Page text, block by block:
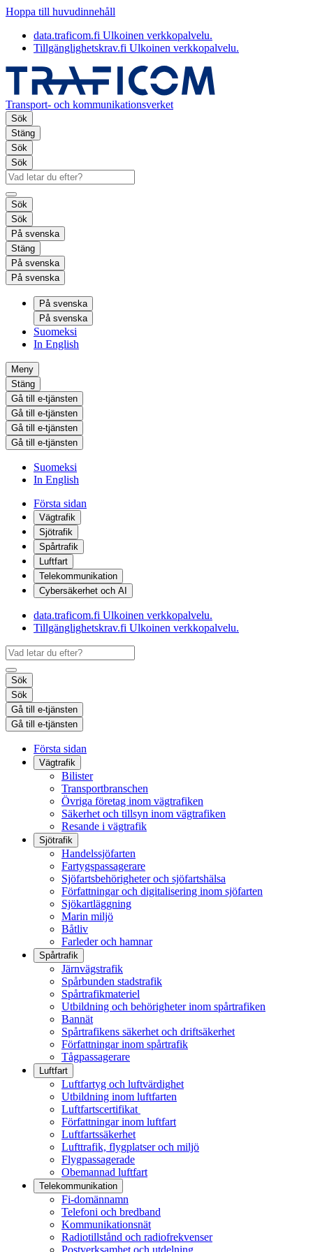
Hoppa till huvudinnehåll
data.traficom.fi Ulkoinen verkkopalvelu.
Tillgänglighetskrav.fi Ulkoinen verkkopalvelu.
Transport- och kommunikationsverket
Sök
Stäng
Sök
Sök
Sök
Sök
På svenska
Stäng
På svenska
På svenska
På svenska
På svenska
Suomeksi
In English
Meny
Stäng
Gå till e-tjänsten
Gå till e-tjänsten
Gå till e-tjänsten
Gå till e-tjänsten
Suomeksi
In English
Första sidan
Vägtrafik
Sjötrafik
Spårtrafik
Luftfart
Telekommunikation
Cybersäkerhet och AI
data.traficom.fi Ulkoinen verkkopalvelu.
Tillgänglighetskrav.fi Ulkoinen verkkopalvelu.
Sök
Sök
Gå till e-tjänsten
Gå till e-tjänsten
Första sidan
Vägtrafik
Bilister
Transportbranschen
Övriga företag inom vägtrafiken
Säkerhet och tillsyn inom vägtrafiken
Resande i vägtrafik
Sjötrafik
Handelssjöfarten
Fartygspassagerare
Sjöfartsbehörigheter och sjöfartshälsa
Författningar och digitalisering inom sjöfarten
Sjökartläggning
Marin miljö
Båtliv
Farleder och hamnar
Spårtrafik
Järnvägstrafik
Spårbunden stadstrafik
Spårtrafikmateriel
Utbildning och behörigheter inom spårtrafiken
Bannät
Spårtrafikens säkerhet och driftsäkerhet
Författningar inom spårtrafik
Tågpassagerare
Luftfart
Luftfartyg och luftvärdighet
Utbildning inom luftfarten
Luftfartscertifikat
Författningar inom luftfart
Luftfartssäkerhet
Lufttrafik, flygplatser och miljö
Flygpassagerade
Obemannad luftfart
Telekommunikation
Fi-domännamn
Telefoni och bredband
Kommunikationsnät
Radiotillstånd och radiofrekvenser
Postverksamhet och utdelning